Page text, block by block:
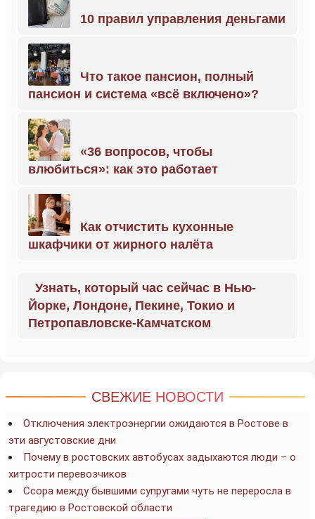
10 правил управления деньгами
Что такое пансион, полный
пансион и система «всё включено»?
«36 вопросов, чтобы
влюбиться»: как это работает
Как отчистить кухонные
шкафчики от жирного налёта
Узнать, который час сейчас в Нью-
Йорке, Лондоне, Пекине, Токио и
Петропавловске-Камчатском
СВЕЖИЕ НОВОСТИ
Отключения электроэнергии ожидаются в Ростове в
эти августовские дни
Почему в ростовских автобусах задыхаются люди – о
хитрости перевозчиков
Ссора между бывшими супругами чуть не переросла в
трагедию в Ростовской области